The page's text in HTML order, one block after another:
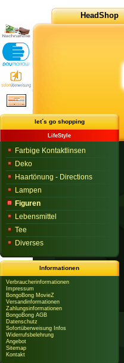
let´s go shopping
LifeStyle
Farbige Kontaktlinsen
Deko
Haartönung - Directions
Lampen
Figuren
Lebensmittel
Tee
Diverses
Informationen
Verbraucherinformationen
Impressum
BongoBong MovieZ
Versandinformationen
Zahlungsinformationen
BongoBong AGB
Datenschutz
Sofortüberweisung Infos
Widerrufsbelehrung
Angebot
Sitemap
Kontakt
HeadShop